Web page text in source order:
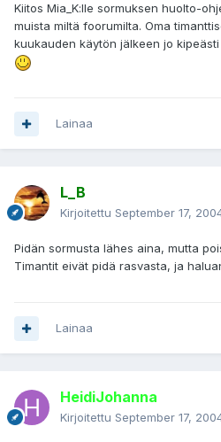
Kiitos Mia_K:lle sormuksen huolto-
muista miltä foorumilta. Oma
kuukauden käytön jälkeen jo
Lainaa
L_B
Kirjoitettu September 17,
Pidän sormusta lähes aina, mutta
Timantit eivät pidä rasvasta, ja
Lainaa
HeidiJohanna
Kirjoitettu September 17,